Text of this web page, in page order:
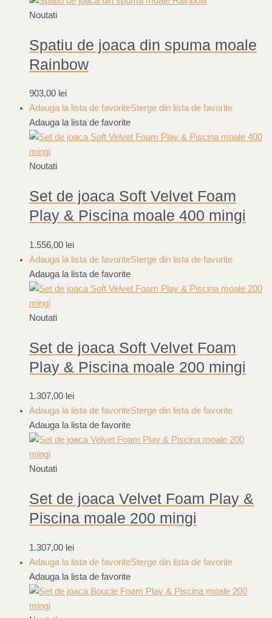
Noutati
Spatiu de joaca din spuma moale
Rainbow
903,00 lei
Adauga la lista de favoriteSterge din lista de favorite
Adauga la lista de favorite
Noutati
Set de joaca Soft Velvet Foam
Play & Piscina moale 400 mingi
1.556,00 lei
Adauga la lista de favoriteSterge din lista de favorite
Adauga la lista de favorite
Noutati
Set de joaca Soft Velvet Foam
Play & Piscina moale 200 mingi
1.307,00 lei
Adauga la lista de favoriteSterge din lista de favorite
Adauga la lista de favorite
Noutati
Set de joaca Velvet Foam Play &
Piscina moale 200 mingi
1.307,00 lei
Adauga la lista de favoriteSterge din lista de favorite
Adauga la lista de favorite